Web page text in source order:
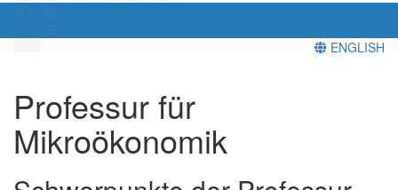
ENGLISH
Professur für
Mikroökonomik